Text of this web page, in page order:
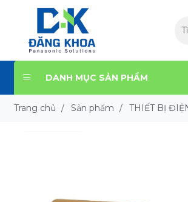
DANH MỤC SẢN PHẨM
Trang chủ / Sản phẩm / THIẾT BỊ